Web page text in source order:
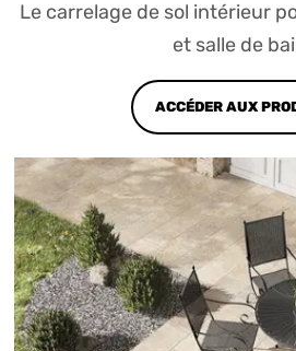
Le carrelage de sol intérieur
et salle de
ACCÉDER AUX